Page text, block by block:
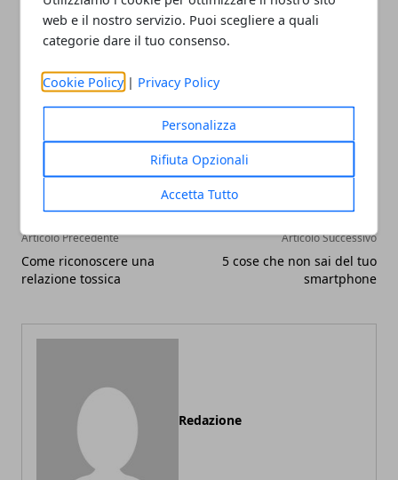
web e il nostro servizio. Puoi scegliere a quali
categorie dare il tuo consenso.
Cookie Policy | Privacy Policy
Personalizza
Rifiuta Opzionali
Accetta Tutto
mangiarle cotte.
Facebook
TwitterWhatsapp
Articolo Precedente
Come riconoscere una
relazione tossica
Articolo Successivo
5 cose che non sai del tuo
smartphone
Redazione